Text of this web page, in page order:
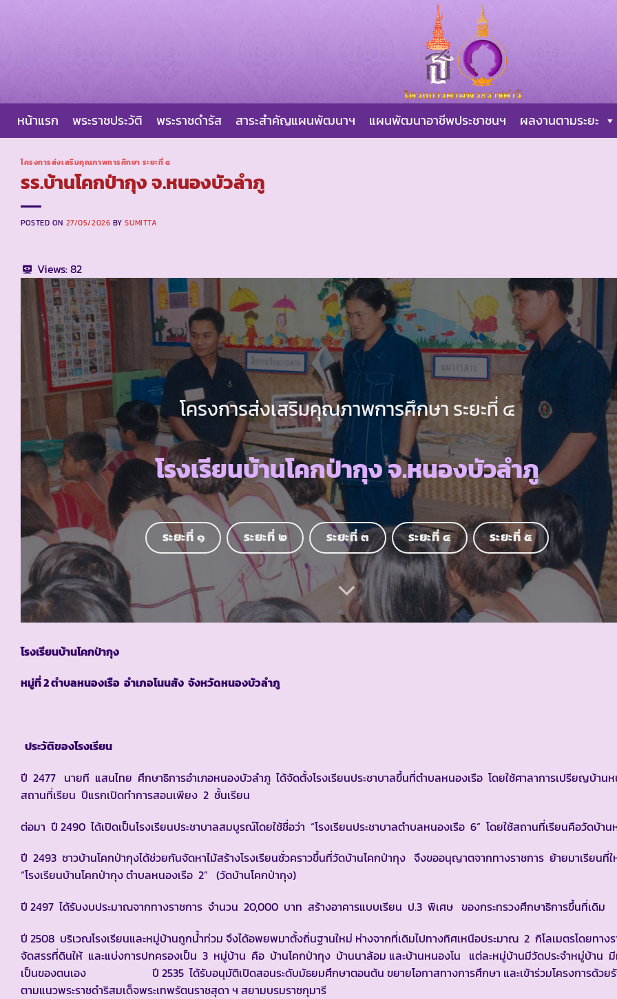
หน้าแรก พระราชประวัติ พระราชดำรัส สาระสำคัญแผนพัฒนาฯ แผนพัฒนาอาชีพประชาชนฯ ผลงานตามระยะ
โครงการส่งเสริมคุณภาพการศึกษา ระยะที่ ๔
รร.บ้านโคกป่ากุง จ.หนองบัวลำภู
POSTED ON 27/05/2026 BYSUMITTA
Views:82
โครงการส่งเสริมคุณภาพการศึกษา ระยะที่ ๔
โรงเรียนบ้านโคกป่ากุง จ.หนองบัวลำภู
ระยะที่ ๑ ระยะที่ ๒ ระยะที่ ๓ ระยะที่ ๔ ระยะที่ ๕
โรงเรียนบ้านโคกป่ากุง
หมู่ที่ 2 ตำบลหนองเรือ อำเภอโนนสัง จังหวัดหนองบัวลำภู
ประวัติของโรงเรียน
ปี 2477 นายที แสนไทย ศึกษาธิการอำเภอหนองบัวลำภู ได้จัดตั้งโรงเรียนประชาบาลขึ้นที่ตำบลหนองเรือ โดยใช้ศาลาการเปรียญบ้านห
สถานที่เรียน ปีแรกเปิดทำการสอนเพียง 2 ชั้นเรียน
ต่อมา ปี 2490 ได้เปิดเป็นโรงเรียนประชาบาลสมบูรณ์โดยใช้ชื่อว่า “โรงเรียนประชาบาลตำบลหนองเรือ 6” โดยใช้สถานที่เรียนคือวัดบ้าน
ปี 2493 ชาวบ้านโคกป่ากุงได้ช่วยกันจัดหาไม้สร้างโรงเรียนชั่วคราวขึ้นที่วัดบ้านโคกป่ากุง จึงขออนุญาตจากทางราชการ ย้ายมาเรียนที่ใ
“โรงเรียนบ้านโคกป่ากุง ตำบลหนองเรือ 2” (วัดบ้านโคกป่ากุง)
ปี 2497 ได้รับงบประมาณจากทางราชการ จำนวน 20,000 บาท สร้างอาคารแบบเรียน ป.3 พิเศษ ของกระทรวงศึกษาธิการขึ้นที่เดิม
ปี 2508 บริเวณโรงเรียนและหมู่บ้านถูกน้ำท่วม จึงได้อพยพมาตั้งถิ่นฐานใหม่ ห่างจากที่เดิมไปทางทิศเหนือประมาณ 2 กิโลเมตรโดยทางร
จัดสรรที่ดินให้ และแบ่งการปกครองเป็น 3 หมู่บ้าน คือ บ้านโคกป่ากุง บ้านนาล้อม และบ้านหนองโน แต่ละหมู่บ้านมีวัดประจำหมู่บ้าน
เป็นของตนเอง ปี 2535 ได้รับอนุมัติเปิดสอนระดับมัธยมศึกษาตอนต้น ขยายโอกาสทางการศึกษา และเข้าร่วมโครงการด้วยรั
ตามแนวพระราชดำริสมเด็จพระเทพรัตนราชสุดา ฯ สยามบรมราชกุมารี